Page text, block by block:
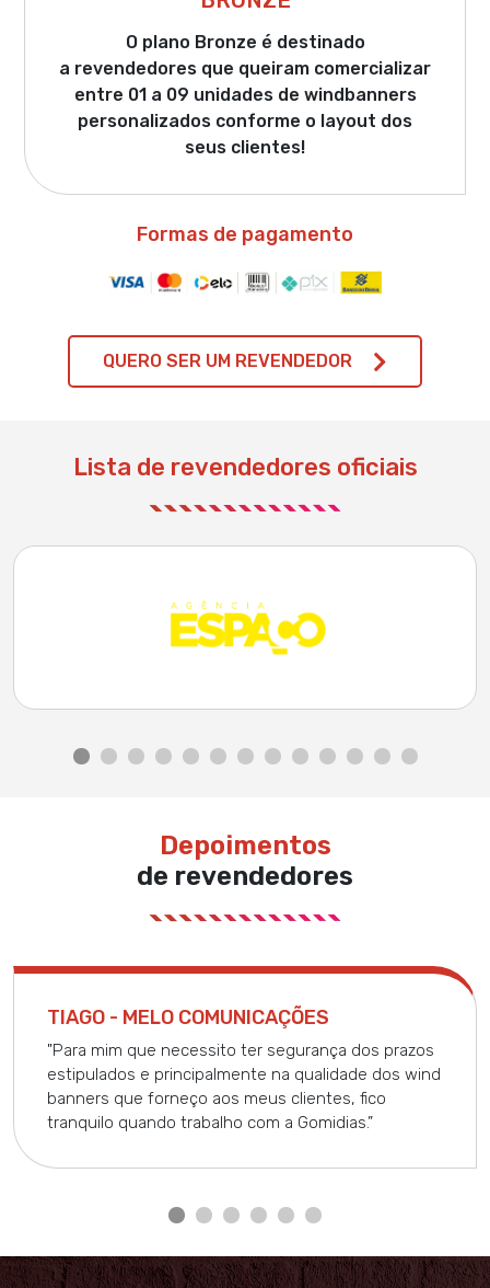
O plano Bronze é destinado
a revendedores que queiram comercializar
entre 01 a 09 unidades de windbanners
personalizados conforme o layout dos
seus clientes!
Formas de pagamento
QUERO SER UM REVENDEDOR
Lista de revendedores oficiais
Depoimentos
de revendedores
TIAGO - MELO COMUNICAÇÕES
"Para mim que necessito ter segurança dos prazos
estipulados e principalmente na qualidade dos wind
banners que forneço aos meus clientes, fico
tranquilo quando trabalho com a Gomidias.”